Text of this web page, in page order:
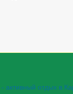
- активный отдых в